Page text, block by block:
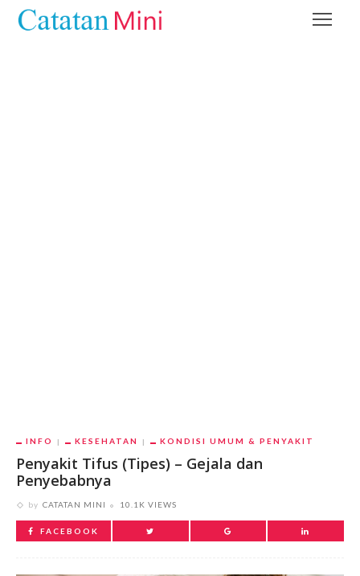
INFO KESEHATAN KONDISI UMUM & PENYAKIT
Penyakit Tifus (Tipes) – Gejala dan
Penyebabnya
by CATATAN MINI 10.1K VIEWS
FACEBOOK